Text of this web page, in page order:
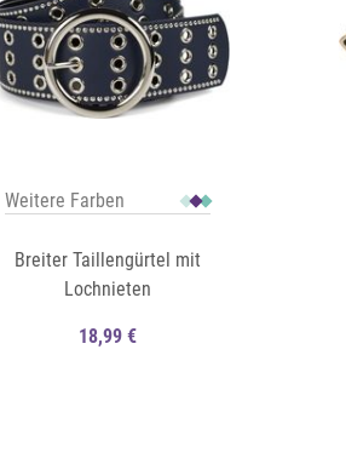
Weitere Farben
Breiter Taillengürtel mit
Lochnieten
18,99 €